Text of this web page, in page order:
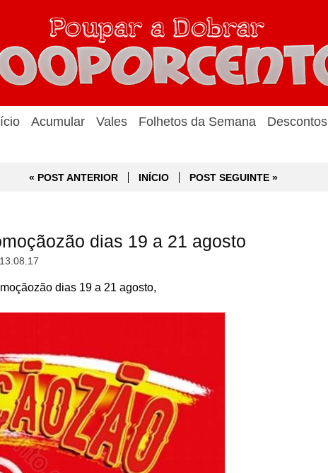
Acumular Vales Folhetos da Semana Descontos
« POST ANTERIOR INÍCIO POST SEGUINTE »
dias 19 a 21 agosto
dias 19 a 21 agosto,